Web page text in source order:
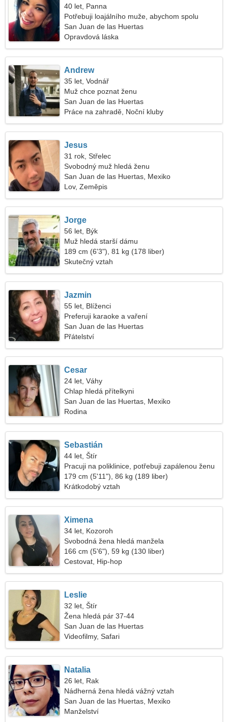
40 let, Panna
Potřebuji loajálního muže, abychom spolu
cestovali
San Juan de las Huertas
Opravdová láska
Andrew
35 let, Vodnář
Muž chce poznat ženu
San Juan de las Huertas
Práce na zahradě, Noční kluby
Jesus
31 rok, Střelec
Svobodný muž hledá ženu
San Juan de las Huertas, Mexiko
Lov, Zeměpis
Jorge
56 let, Býk
Muž hledá starší dámu
189 cm (6'3"), 81 kg (178 liber)
Skutečný vztah
Jazmin
55 let, Blíženci
Preferuji karaoke a vaření
San Juan de las Huertas
Přátelství
Cesar
24 let, Váhy
Chlap hledá přítelkyni
San Juan de las Huertas, Mexiko
Rodina
Sebastián
44 let, Štír
Pracuji na poliklinice, potřebuji zapálenou ženu
179 cm (5'11"), 86 kg (189 liber)
Krátkodobý vztah
Ximena
34 let, Kozoroh
Svobodná žena hledá manžela
166 cm (5'6"), 59 kg (130 liber)
Cestovat, Hip-hop
Leslie
32 let, Štír
Žena hledá pár 37-44
San Juan de las Huertas
Videofilmy, Safari
Natalia
26 let, Rak
Nádherná žena hledá vážný vztah
San Juan de las Huertas, Mexiko
Manželství